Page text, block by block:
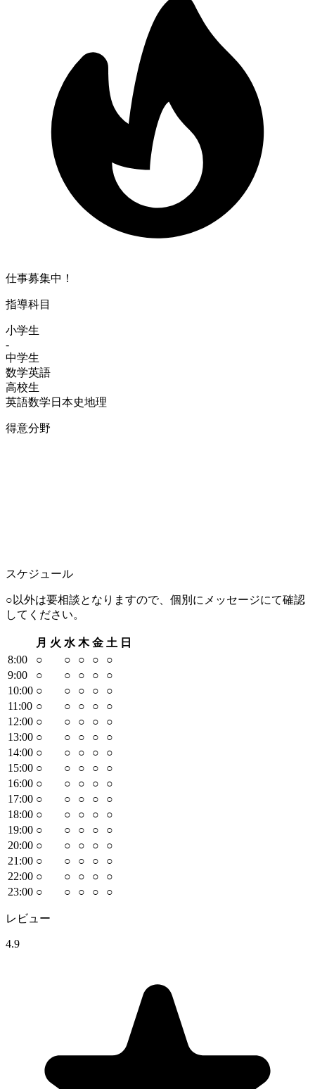
仕事募集中！
指導科目
小学生
-
中学生
数学英語
高校生
英語数学 日本史地理
得意分野
スケジュール
○以外は要相談となりますので、個別にメッセージにて確認
してください。
月 火 水 木 金 土 日
8:00 ○ ○ ○ ○
○
9:00 ○ ○ ○ ○
○
10:00 ○ ○ ○ ○
○
11 :00 ○ ○ ○ ○
○
12:00 ○ ○ ○ ○
○
13:00 ○ ○ ○ ○
○
14:00 ○ ○ ○ ○
○
15:00 ○ ○ ○ ○
○
16:00 ○ ○ ○ ○
○
17:00 ○ ○ ○ ○
○
18:00 ○ ○ ○ ○
○
19:00 ○ ○ ○ ○
○
20:00 ○ ○ ○ ○
○
21 :00 ○ ○ ○ ○
○
22:00 ○ ○ ○ ○
○
23:00 ○ ○ ○ ○ ○
レビュー
4.9